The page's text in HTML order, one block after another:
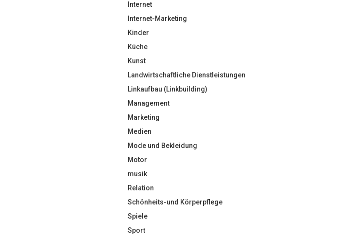
Internet
Internet-Marketing
Kinder
Küche
Kunst
Landwirtschaftliche Dienstleistungen
Linkaufbau (Linkbuilding)
Management
Marketing
Medien
Mode und Bekleidung
Motor
musik
Relation
Schönheits-und Körperpflege
Spiele
Sport